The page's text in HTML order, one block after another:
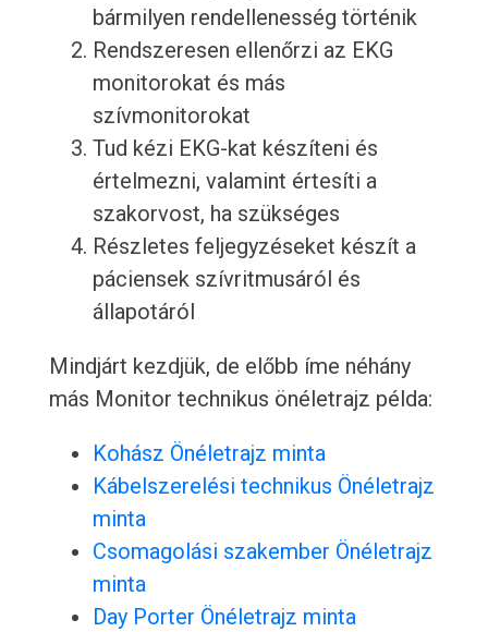
bármilyen rendellenesség történik
Rendszeresen ellenőrzi az EKG
monitorokat és más
szívmonitorokat
Tud kézi EKG-kat készíteni és
értelmezni, valamint értesíti a
szakorvost, ha szükséges
Részletes feljegyzéseket készít a
páciensek szívritmusáról és
állapotáról
Mindjárt kezdjük, de előbb íme néhány
más Monitor technikus önéletrajz példa:
Kohász Önéletrajz minta
Kábelszerelési technikus Önéletrajz
minta
Csomagolási szakember Önéletrajz
minta
Day Porter Önéletrajz minta